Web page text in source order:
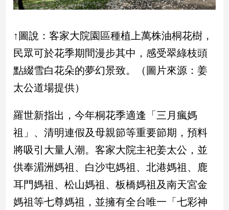
築/
設
計
旅
遊/
美
星
命
理
費
健
康/
親
↑圖說：客家大院園區種植上萬株油桐花樹，
民眾可於花季期間漫步其中，感受翠綠枝頭
點綴雪白花朵的夢幻景致。（圖片來源：姜
太公道場提供）
羅世新指出，今年桐花季適逢「三月瘋媽
祖」、清明連假及母親節等重要節期，預料
將吸引大量人潮。客家大院主祀姜太公，並
供奉湄洲媽祖、白沙屯媽祖、北港媽祖、鹿
耳門媽祖、松山媽祖、板橋媽祖及南天宮金
媽祖等七尊媽祖，並擁有全台唯一「七彩神